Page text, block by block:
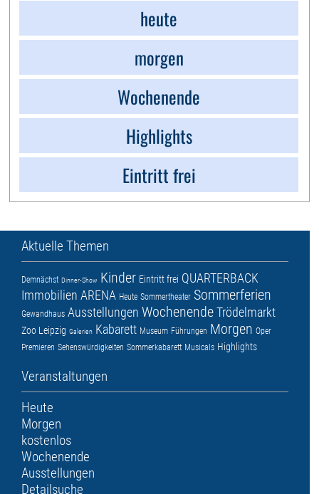
heute
morgen
Wochenende
Highlights
Eintritt frei
Aktuelle Themen
Demnächst Dinner-Show Kinder Eintritt frei QUARTERBACK
Immobilien ARENA Heute Sommertheater Sommerferien
Gewandhaus Ausstellungen WochenendeTrödelmarkt
Zoo Leipzig Galerien Kabarett Museum Führungen Morgen Oper
Premieren Sehenswürdigkeiten Sommerkabarett Musicals Highlights
Veranstaltungen
Heute
Morgen
kostenlos
Wochenende
Ausstellungen
Detailsuche